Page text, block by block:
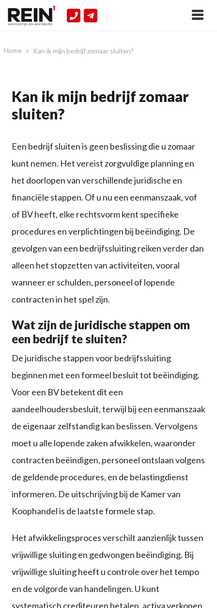
Home Kan ik mijn bedrijf zomaar sluiten?
Kan ik mijn bedrijf zomaar
sluiten?
Een bedrijf sluiten is geen beslissing die u zomaar
kunt nemen. Het vereist zorgvuldige planning en
het doorlopen van verschillende juridische en
financiële stappen. Of u nu een eenmanszaak, vof
of BV heeft, elke rechtsvorm kent specifieke
procedures en verplichtingen bij beëindiging. De
gevolgen van een bedrijfssluiting reiken verder dan
alleen het stopzetten van activiteiten, vooral
wanneer er schulden, personeel of lopende
contracten in het spel zijn.
Wat zijn de juridische stappen om
een bedrijf te sluiten?
De juridische stappen voor bedrijfssluiting
beginnen met een formeel besluit tot beëindiging.
Voor een BV betekent dit een
aandeelhoudersbesluit, terwijl bij een eenmanszaak
de eigenaar zelfstandig kan beslissen. Vervolgens
moet u alle lopende zaken afwikkelen, waaronder
contracten beëindigen, personeel ontslaan volgens
de geldende procedures, en de belastingdienst
informeren. De uitschrijving bij de Kamer van
Koophandel is de laatste formele stap.
Het afwikkelingsproces verschilt aanzienlijk tussen
vrijwillige sluiting en gedwongen beëindiging. Bij
vrijwillige sluiting heeft u controle over het tempo
en de volgorde van handelingen. U kunt
systematisch crediteuren betalen, activa verkopen